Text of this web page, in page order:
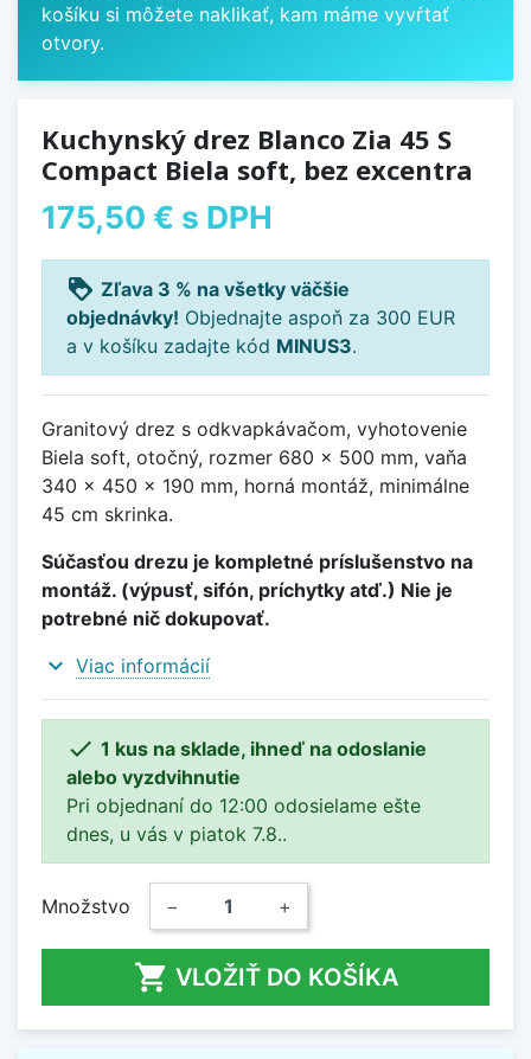
košíku si môžete naklikať, kam máme vyvŕtať
otvory.
Kuchynský drez Blanco Zia 45 S
Compact Biela soft, bez excentra
175,50 € s DPH
loyalty Zľava 3 % na všetky väčšie
objednávky! Objednajte aspoň za 300 EUR
a v košíku zadajte kód MINUS3.
Granitový drez s odkvapkávačom, vyhotovenie
Biela soft, otočný, rozmer 680 x 500 mm, vaňa
340 x 450 x 190 mm, horná montáž, minimálne
45 cm skrinka.
Súčasťou drezu je kompletné príslušenstvo na
montáž. (výpusť, sifón, príchytky atď.) Nie je
potrebné nič dokupovať.
expand_more Viac informácií
 1 kus na sklade, ihneď na odoslanie
alebo vyzdvihnutie
Pri objednaní do 12:00 odosielame ešte
dnes, u vás v piatok 7.8..
Množstvo − +
 VLOŽIŤ DO KOŠÍKA